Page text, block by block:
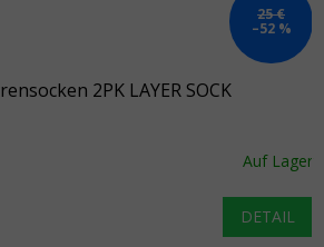
25 €
–52 %
2PK LAYER SOCK
Auf Lager
DETAIL